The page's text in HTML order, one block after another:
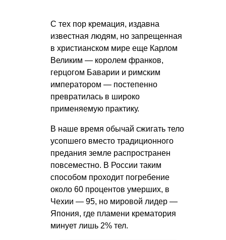
С тех пор кремация, издавна
известная людям, но запрещенная
в христианском мире еще Карлом
Великим — королем франков,
герцогом Баварии и римским
императором — постепенно
превратилась в широко
применяемую практику.
В наше время обычай сжигать тело
усопшего вместо традиционного
предания земле распространен
повсеместно. В России таким
способом проходит погребение
около 60 процентов умерших, в
Чехии — 95, но мировой лидер —
Япония, где пламени крематория
минует лишь 2% тел.